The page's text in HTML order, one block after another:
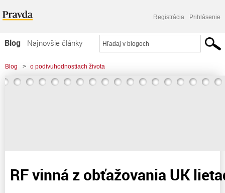
Registrácia Prihlásenie
Blog
Najnovšie články
Najčítanejšie články
Najkomentovanejšie články
Blog > o podivuhodnostiach života
> RF vinná z obťažovania UK lietadlovej lode
RF vinná z obťažovania UK